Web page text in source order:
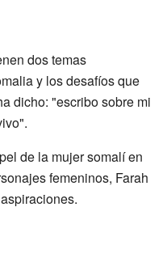
dos temas
y los desafíos que
dicho: "escribo sobre mi
de la mujer somalí en
femeninos, Farah